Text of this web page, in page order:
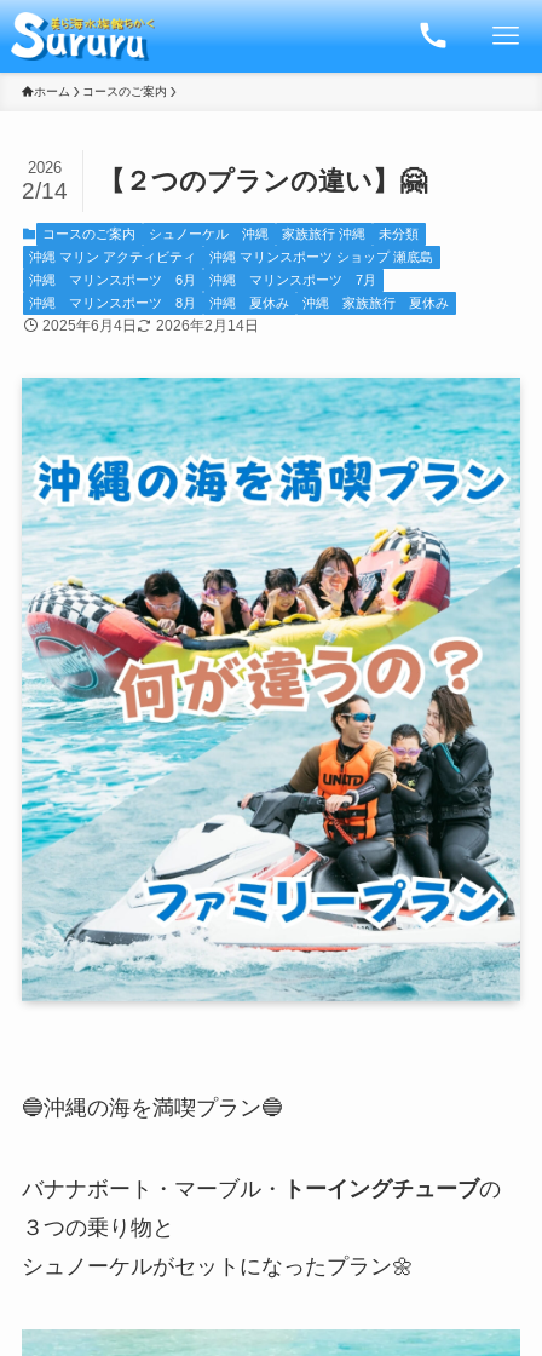
ホーム コースのご案内
【２つのプランの違い】🤗
2026
2/14
コースのご案内 シュノーケル 沖縄 家族旅行 沖縄
未分類
沖縄 マリン アクティビティ
沖縄 マリンスポーツ ショップ 瀬底島
沖縄 マリンスポーツ 6月
沖縄 マリンスポーツ 7月
沖縄 マリンスポーツ 8月
沖縄 夏休み 沖縄 家族旅行 夏休み
2025年6月4日 2026年2月14日
🔵沖縄の海を満喫プラン🔵
バナナボート・マーブル・ トーイングチューブの
３つの乗り物と
シュノーケルがセットになったプラン🌼